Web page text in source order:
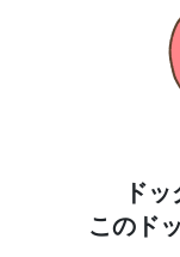
ド
このド